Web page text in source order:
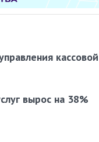
кассовой
вырос на 38%